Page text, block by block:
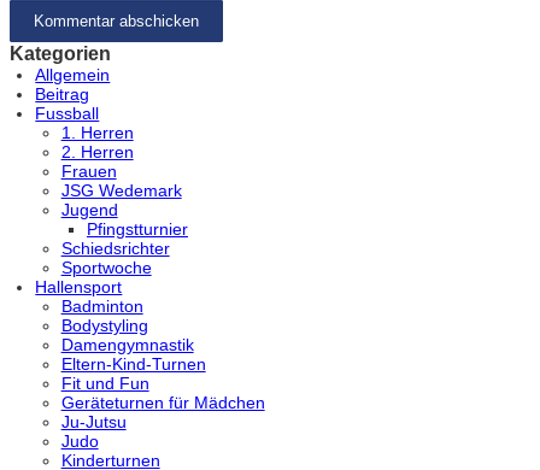
Kategorien
Allgemein
Beitrag
Fussball
1. Herren
2. Herren
Frauen
JSG Wedemark
Jugend
Pfingstturnier
Schiedsrichter
Sportwoche
Hallensport
Badminton
Bodystyling
Damengymnastik
Eltern-Kind-Turnen
Fit und Fun
Geräteturnen für Mädchen
Ju-Jutsu
Judo
Kinderturnen